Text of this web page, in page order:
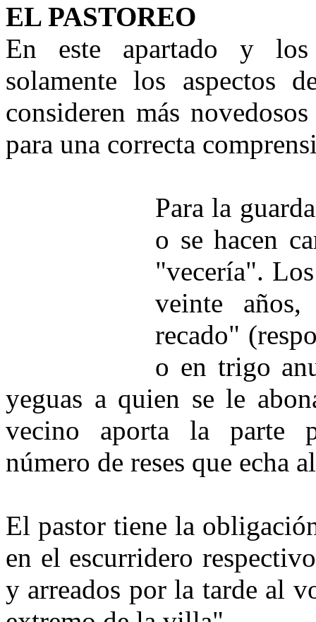
EL PASTOREO
En este apartado y los
solamente los aspectos
consideren más
para una correcta
Para la
o se hacen
"vecería".
veinte
recado"
o en trigo
yeguas a quien se le
vecino aporta la parte
número de reses que echa
El pastor tiene la
en el escurridero
y arreados por la tarde al